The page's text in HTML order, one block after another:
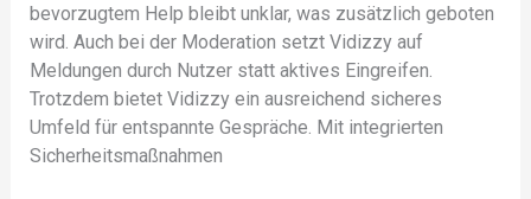
bevorzugtem Help bleibt unklar, was zusätzlich geboten
wird. Auch bei der Moderation setzt Vidizzy auf
Meldungen durch Nutzer statt aktives Eingreifen.
Trotzdem bietet Vidizzy ein ausreichend sicheres
Umfeld für entspannte Gespräche. Mit integrierten
Sicherheitsmaßnahmen